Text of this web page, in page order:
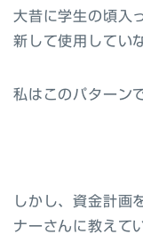
大昔に学生の頃入
新して使用してい
私はこのパターン
しかし、資金計画
ナーさんに教えて